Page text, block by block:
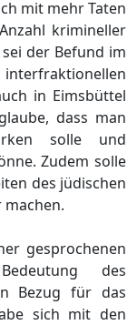
mit mehr Taten
krimineller
der Befund im
in Eimsbüttel
dass man
rken solle und
nne. Zudem solle
des jüdischen
machen.
gesprochenen
des
Bezug für das
sich mit den